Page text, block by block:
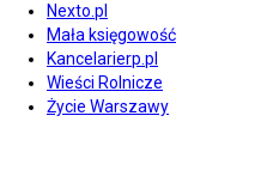
Nexto.pl
Mała księgowość
Kancelarierp.pl
Wieści Rolnicze
Życie Warszawy